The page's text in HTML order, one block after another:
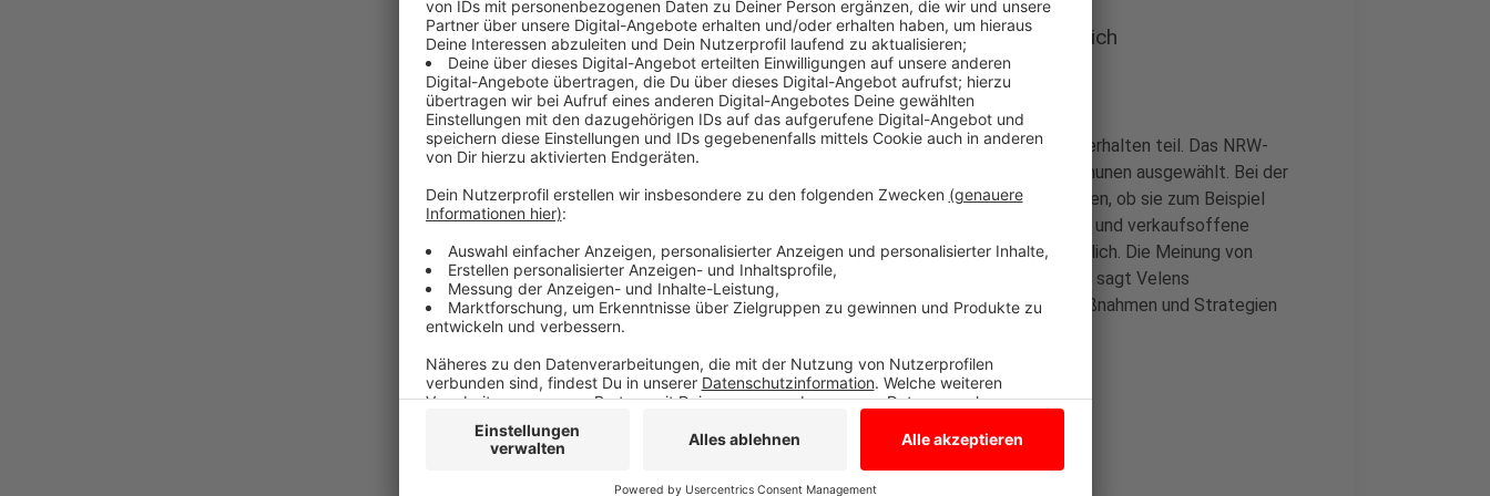
Teilnahme an Online-Umfrage bis 30. September möglich
Anzeige
Velen und Ramsdorf nehmen an einer NRW-Studie zum Einkaufsverhalten teil. Das NRW-
Wirtschaftsministerium hat die Stadt Velen als eine von 20 Kommunen ausgewählt. Bei der
Online-Umfrage geht es darum, wie und wo die Menschen einkaufen, ob sie zum Beispiel
regionale Produkte bevorzugen und welche Rolle Öffnungszeiten und verkaufsoffene
Sonntage spielen. Die Teilnahme ist bis 30. September 2024 möglich. Die Meinung von
Händlern, Einwohnern und Gästen ist uns dabei besonders wichtig, sagt Velens
Wirtschaftsförderin Natalie Jakubik. Auf der Basis könne man Maßnahmen und Strategien
entwickeln.
Hier gehts zur Umfrage.